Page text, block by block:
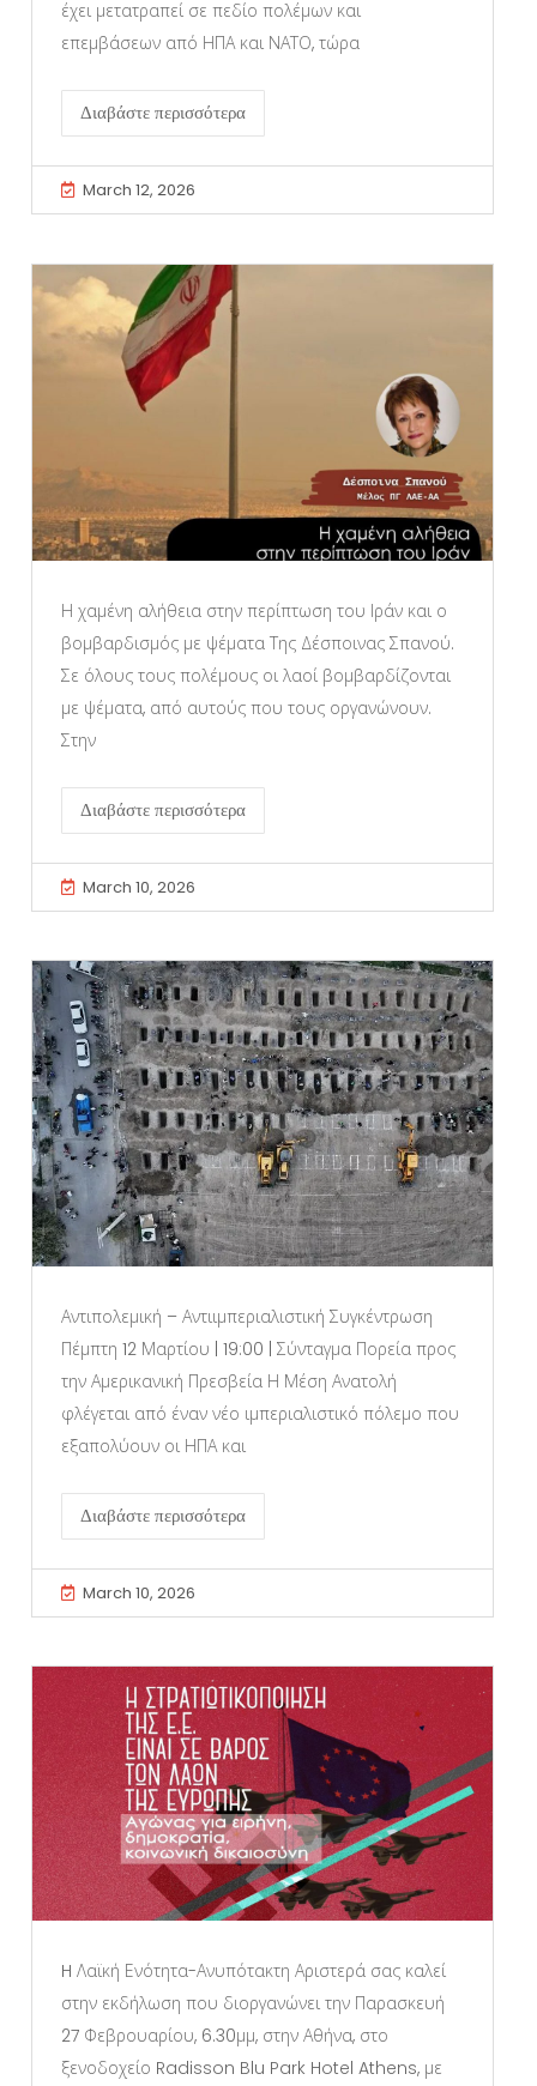
έχει μετατραπεί σε πεδίο πολέμων και
επεμβάσεων από ΗΠΑ και ΝΑΤΟ, τώρα
Διαβάστε περισσότερα
March 12, 2026
Η χαμένη αλήθεια στην περίπτωση του Ιράν και ο
βομβαρδισμός με ψέματα Της Δέσποινας Σπανού.
Σε όλους τους πολέμους οι λαοί βομβαρδίζονται
με ψέματα, από αυτούς που τους οργανώνουν.
Στην
Διαβάστε περισσότερα
March 10, 2026
Αντιπολεμική – Αντιιμπεριαλιστική Συγκέντρωση
Πέμπτη 12 Μαρτίου | 19:00 | Σύνταγμα Πορεία προς
την Αμερικανική Πρεσβεία Η Μέση Ανατολή
φλέγεται από έναν νέο ιμπεριαλιστικό πόλεμο που
εξαπολύουν οι ΗΠΑ και
Διαβάστε περισσότερα
March 10, 2026
H Λαϊκή Ενότητα-Ανυπότακτη Αριστερά σας καλεί
στην εκδήλωση που διοργανώνει την Παρασκευή
27 Φεβρουαρίου, 6.30μμ, στην Αθήνα, στο
ξενοδοχείο Radisson Blu Park Hotel Athens, με